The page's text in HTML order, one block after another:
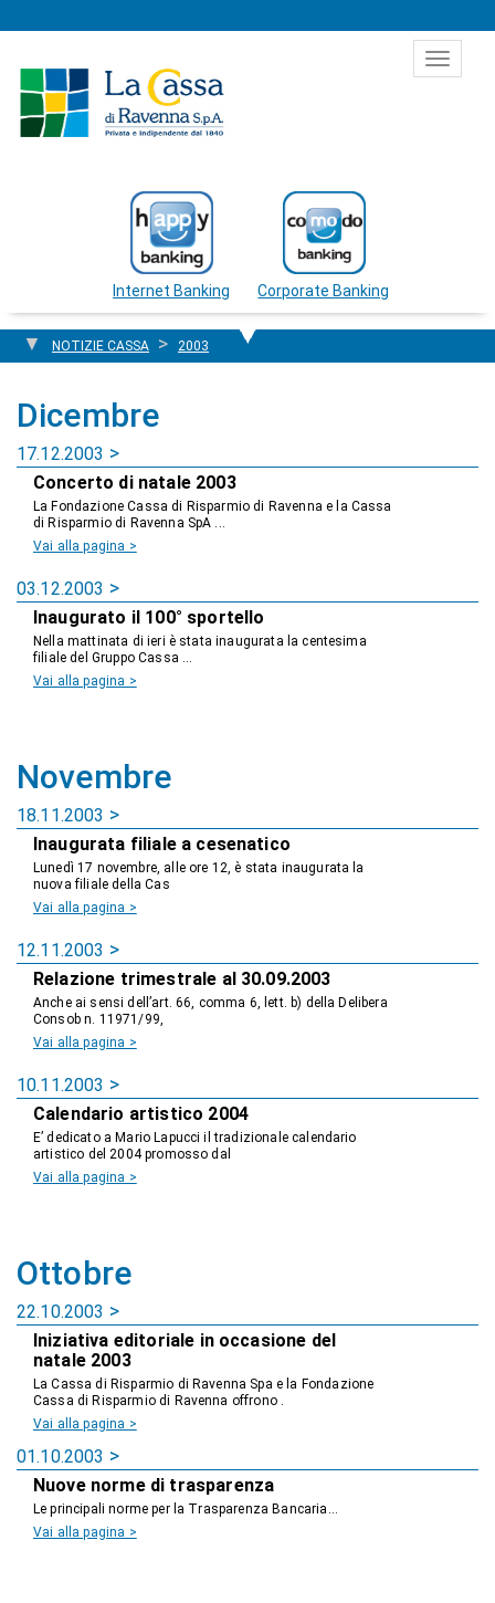
Toggle
Internet Banking Corporate Banking
NOTIZIE CASSA 2003
Dicembre
17.12.2003
Concerto di natale 2003
La Fondazione Cassa di Risparmio di Ravenna e la Cassa
di Risparmio di Ravenna SpA ...
Vai alla pagina >
03.12.2003
Inaugurato il 100° sportello
Nella mattinata di ieri è stata inaugurata la centesima
filiale del Gruppo Cassa ...
Vai alla pagina >
Novembre
18.11.2003
Inaugurata filiale a cesenatico
Lunedì 17 novembre, alle ore 12, è stata inaugurata la
nuova filiale della Cas
Vai alla pagina >
12.11.2003
Relazione trimestrale al 30.09.2003
Anche ai sensi dell’art. 66, comma 6, lett. b) della Delibera
Consob n. 11971/99,
Vai alla pagina >
10.11.2003
Calendario artistico 2004
E’ dedicato a Mario Lapucci il tradizionale calendario
artistico del 2004 promosso dal
Vai alla pagina >
Ottobre
22.10.2003
Iniziativa editoriale in occasione del
natale 2003
La Cassa di Risparmio di Ravenna Spa e la Fondazione
Cassa di Risparmio di Ravenna offrono .
Vai alla pagina >
01.10.2003
Nuove norme di trasparenza
Le principali norme per la Trasparenza Bancaria...
Vai alla pagina >